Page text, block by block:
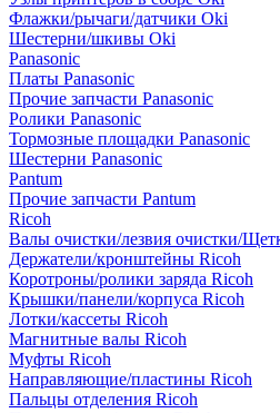
Флажки/рычаги/датчики Oki
Шестерни/шкивы Oki
Panasonic
Платы Panasonic
Прочие запчасти Panasonic
Ролики Panasonic
Тормозные площадки Panasonic
Шестерни Panasonic
Pantum
Прочие запчасти Pantum
Ricoh
Валы очистки/лезвия очистки/
Держатели/кронштейны Ricoh
Коротроны/ролики заряда Ricoh
Крышки/панели/корпуса Ricoh
Лотки/кассеты Ricoh
Магнитные валы Ricoh
Муфты Ricoh
Направляющие/пластины Ricoh
Пальцы отделения Ricoh